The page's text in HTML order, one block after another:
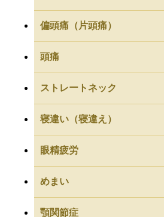
偏頭痛（片頭痛）
頭痛
ストレートネック
寝違い（寝違え）
眼精疲労
めまい
顎関節症